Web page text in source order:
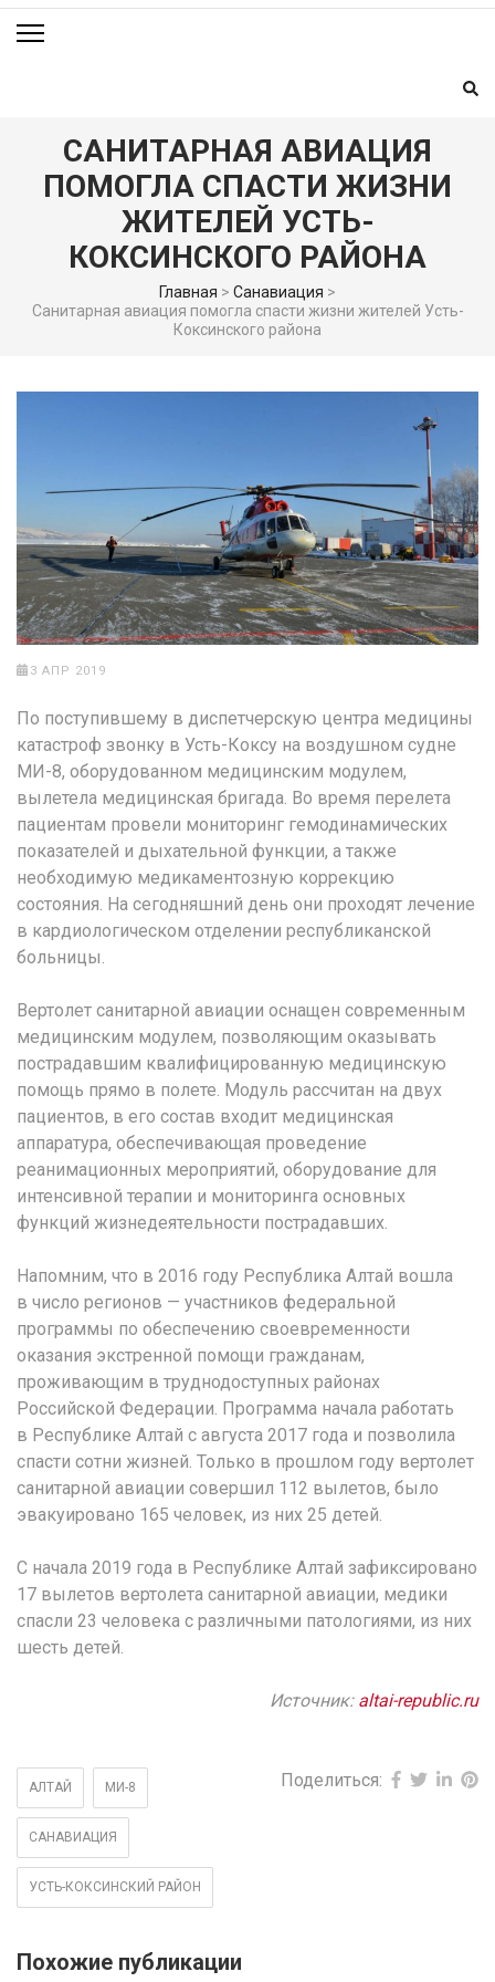
САНИТАРНАЯ АВИАЦИЯ
ПОМОГЛА СПАСТИ ЖИЗНИ
ЖИТЕЛЕЙ УСТЬ-
КОКСИНСКОГО РАЙОНА
Главная > Санавиация >
Санитарная авиация помогла спасти жизни жителей Усть-
Коксинского района
3 АПР 2019
По поступившему в диспетчерскую центра медицины
катастроф звонку в Усть-Коксу на воздушном судне
МИ-8, оборудованном медицинским модулем,
вылетела медицинская бригада. Во время перелета
пациентам провели мониторинг гемодинамических
показателей и дыхательной функции, а также
необходимую медикаментозную коррекцию
состояния. На сегодняшний день они проходят лечение
в кардиологическом отделении республиканской
больницы.
Вертолет санитарной авиации оснащен современным
медицинским модулем, позволяющим оказывать
пострадавшим квалифицированную медицинскую
помощь прямо в полете. Модуль рассчитан на двух
пациентов, в его состав входит медицинская
аппаратура, обеспечивающая проведение
реанимационных мероприятий, оборудование для
интенсивной терапии и мониторинга основных
функций жизнедеятельности пострадавших.
Напомним, что в 2016 году Республика Алтай вошла
в число регионов — участников федеральной
программы по обеспечению своевременности
оказания экстренной помощи гражданам,
проживающим в труднодоступных районах
Российской Федерации. Программа начала работать
в Республике Алтай с августа 2017 года и позволила
спасти сотни жизней. Только в прошлом году вертолет
санитарной авиации совершил 112 вылетов, было
эвакуировано 165 человек, из них 25 детей.
С начала 2019 года в Республике Алтай зафиксировано
17 вылетов вертолета санитарной авиации, медики
спасли 23 человека с различными патологиями, из них
шесть детей.
Источник: altai-republic.ru
АЛТАЙ МИ-8
САНАВИАЦИЯ
УСТЬ-КОКСИНСКИЙ РАЙОН
Поделиться:
Похожие публикации